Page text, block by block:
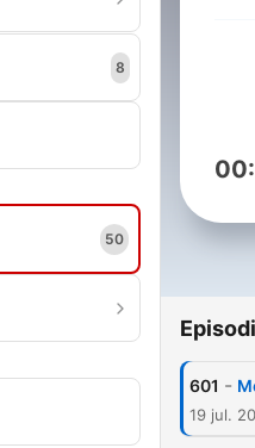
8
50
601 -
19 jul.